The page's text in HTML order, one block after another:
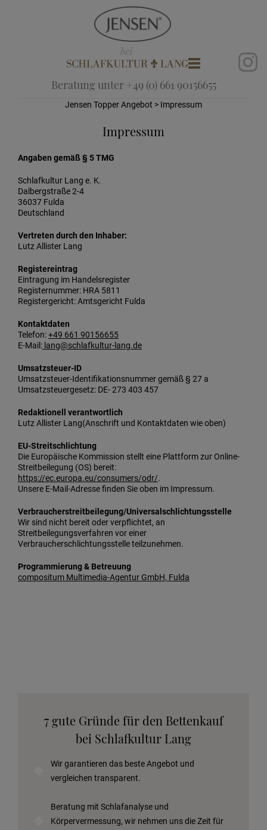
Beratung unter +49 (0) 661 90156655
Jensen Topper Angebot > Impressum
Impressum
Angaben gemäß § 5 TMG
Schlafkultur Lang e. K.
Dalbergstraße 2-4
36037 Fulda
Deutschland
Vertreten durch den Inhaber:
Lutz Allister Lang
Registereintrag
Eintragung im Handelsregister
Registernummer: HRA 5811
Registergericht: Amtsgericht Fulda
Kontaktdaten
Telefon:+49 661 90156655
E-Mail: lang@schlafkultur-lang.de
Umsatzsteuer-ID
Umsatzsteuer-Identifikationsnummer gemäß § 27 a
Umsatzsteuergesetz: DE- 273 403 457
Redaktionell verantwortlich
Lutz Allister Lang(Anschrift und Kontaktdaten wie oben)
EU-Streitschlichtung
Die Europäische Kommission stellt eine Plattform zur Online-
Streitbeilegung (OS) bereit:
https://ec.europa.eu/consumers/odr/.
Unsere E-Mail-Adresse finden Sie oben im Impressum.
Verbraucherstreitbeilegung/Universalschlichtungsstelle
Wir sind nicht bereit oder verpflichtet, an
Streitbeilegungsverfahren vor einer
Verbraucherschlichtungsstelle teilzunehmen.
Programmierung & Betreuung
compositum Multimedia-Agentur GmbH, Fulda
7 gute Gründe für den Bettenkauf
bei Schlafkultur Lang
Wir garantieren das beste Angebot und
vergleichen transparent.
Beratung mit Schlafanalyse und
Körpervermessung, wir nehmen uns die Zeit für